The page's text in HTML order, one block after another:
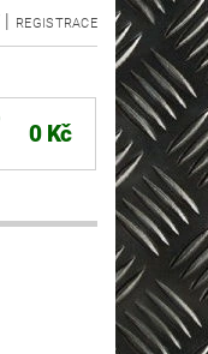
| REGISTRACE
0 Kč